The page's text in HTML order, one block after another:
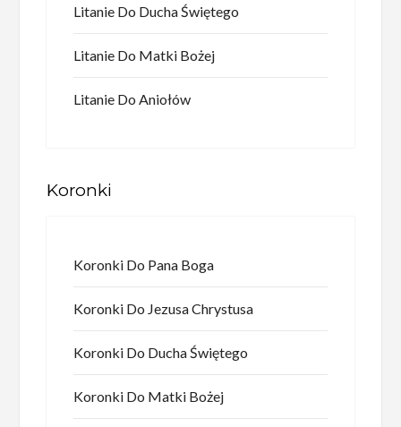
Litanie Do Ducha Świętego
Litanie Do Matki Bożej
Litanie Do Aniołów
Koronki
Koronki Do Pana Boga
Koronki Do Jezusa Chrystusa
Koronki Do Ducha Świętego
Koronki Do Matki Bożej